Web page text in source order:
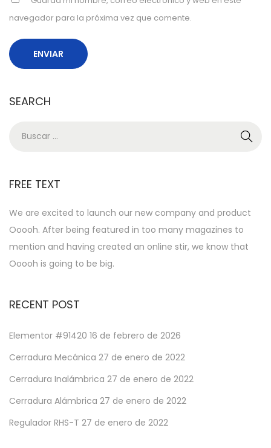
navegador para la próxima vez que comente.
SEARCH
FREE TEXT
We are excited to launch our new company and product
Ooooh. After being featured in too many magazines to
mention and having created an online stir, we know that
Ooooh is going to be big.
RECENT POST
Elementor #91420 16 de febrero de 2026
Cerradura Mecánica 27 de enero de 2022
Cerradura Inalámbrica 27 de enero de 2022
Cerradura Alámbrica 27 de enero de 2022
Regulador RHS-T 27 de enero de 2022